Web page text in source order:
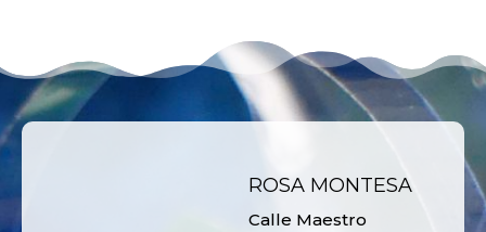
ROSA MONTESA
Calle Maestro